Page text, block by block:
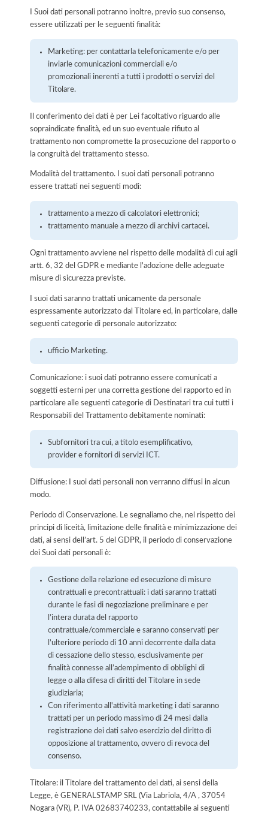
I Suoi dati personali potranno inoltre, previo suo consenso,
essere utilizzati per le seguenti finalità:
Marketing: per contattarla telefonicamente e/o per
inviarle comunicazioni commerciali e/o
promozionali inerenti a tutti i prodotti o servizi del
Titolare.
Il conferimento dei dati è per Lei facoltativo riguardo alle
sopraindicate finalità, ed un suo eventuale rifiuto al
trattamento non compromette la prosecuzione del rapporto o
la congruità del trattamento stesso.
Modalità del trattamento. I suoi dati personali potranno
essere trattati nei seguenti modi:
trattamento a mezzo di calcolatori elettronici;
trattamento manuale a mezzo di archivi cartacei.
Ogni trattamento avviene nel rispetto delle modalità di cui agli
artt. 6, 32 del GDPR e mediante l'adozione delle adeguate
misure di sicurezza previste.
I suoi dati saranno trattati unicamente da personale
espressamente autorizzato dal Titolare ed, in particolare, dalle
seguenti categorie di personale autorizzato:
ufficio Marketing.
Comunicazione: i suoi dati potranno essere comunicati a
soggetti esterni per una corretta gestione del rapporto ed in
particolare alle seguenti categorie di Destinatari tra cui tutti i
Responsabili del Trattamento debitamente nominati:
Subfornitori tra cui, a titolo esemplificativo,
provider e fornitori di servizi ICT.
Diffusione: I suoi dati personali non verranno diffusi in alcun
modo.
Periodo di Conservazione. Le segnaliamo che, nel rispetto dei
principi di liceità, limitazione delle finalità e minimizzazione dei
dati, ai sensi dell’art. 5 del GDPR, il periodo di conservazione
dei Suoi dati personali è:
Gestione della relazione ed esecuzione di misure
contrattuali e precontrattuali: i dati saranno trattati
durante le fasi di negoziazione preliminare e per
l’intera durata del rapporto
contrattuale/commerciale e saranno conservati per
l’ulteriore periodo di 10 anni decorrente dalla data
di cessazione dello stesso, esclusivamente per
finalità connesse all’adempimento di obblighi di
legge o alla difesa di diritti del Titolare in sede
giudiziaria;
Con riferimento all'attività marketing i dati saranno
trattati per un periodo massimo di 24 mesi dalla
registrazione dei dati salvo esercizio del diritto di
opposizione al trattamento, ovvero di revoca del
consenso.
Titolare: il Titolare del trattamento dei dati, ai sensi della
Legge, è GENERALSTAMP SRL (Via Labriola, 4/A , 37054
Nogara (VR), P. IVA 02683740233, contattabile ai seguenti